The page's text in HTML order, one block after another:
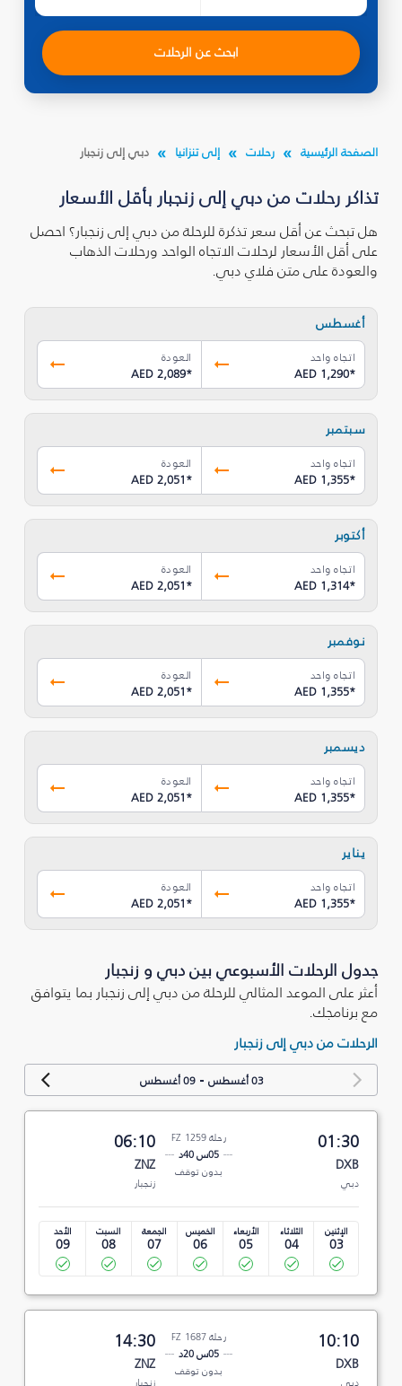
ابحث عن الرحلات
الصفحة الرئيسية رحلات إلى تنزانيا دبي إلى زنجبار
تذاكر رحلات من دبي إلى زنجبار بأقل الأسعار
هل تبحث عن أقل سعر تذكرة للرحلة من دبي إلى زنجبار؟ احصل
على أقل الأسعار لرحلات الاتجاه الواحد ورحلات الذهاب
والعودة على متن فلاي دبي.
أغسطس
اتجاه واحد
AED 1,290*
العودة
AED 2,089*
سبتمبر
اتجاه واحد
AED 1,355*
العودة
AED 2,051*
أكتوبر
اتجاه واحد
AED 1,314*
العودة
AED 2,051*
نوفمبر
اتجاه واحد
AED 1,355*
العودة
AED 2,051*
ديسمبر
اتجاه واحد
AED 1,355*
العودة
AED 2,051*
يناير
اتجاه واحد
AED 1,355*
العودة
AED 2,051*
جدول الرحلات الأسبوعي بين دبي و زنجبار
أعثر على الموعد المثالي للرحلة من دبي إلى زنجبار بما يتوافق
مع برنامجك.
الرحلات من دبي إلى زنجبار
03 أغسطس -09 أغسطس
01:30
DXB
دبي
رحلة FZ 1259
05س 40د
بدون توقف
06:10
ZNZ
زنجبار
الإثنين
03
الثلاثاء
04
الأربعاء
05
الخميس
06
الجمعة
07
السبت
08
الأحد
09
10:10
DXB
دبي
رحلة FZ 1687
05س 20د
بدون توقف
14:30
ZNZ
زنجبار